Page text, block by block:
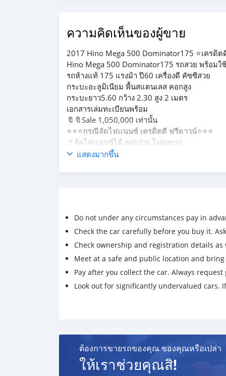
ความคิดเห็นของผู้ขาย
2017 Hino Mega 500 Dominator175 ⭐️เครดิต
Hino Mega 500 Dominator175 รถสวย พร้อมใช้
รถห้างแท้ 175 แรงม้า ปี60 เครื่องดี คัซซีสวย
กระบะอะลูมิเนียม พื้นสแตนเลส คอกสูง
กระบะยาว5.60 กว้าง 2.30 สูง 2 เมตร
เอกสารเล่มทะเบียนพร้อม
🔖🔖Sale 1,050,000 เท่านั้น
⭐⭐⭐️กรณีจัดไฟแนนซ์ เครดิตดี ฟรีดาวน์⭐️⭐⭐
🚩จัดไฟแนนซ์ได้ ออกง่าย ไม่ยุ่งยาก
🚩มีประกอบการป้ายเหลืองให้เข้าร่วม
📲0803562935คุณอ้น
❤️คลิ๊กลิ้งไลน์อัตโนมัติ👇
👉https://line.me/ti/p/hry5DJNkU9
#ชะออมชัยรถบรรทุกยิ่งเจริญ
#รถหกล้อมือสอง #รถ6ล้อมือ2
#รถบรรทุกมือสอง #รถบรรทุกมือ2
#รถบรรทุกแต่งสวย
แสดงมากขึ้น
Do not under any circumstances pay in
Check the car carefully before you buy it.
Check ownership and registration details as
Meet at a safe and public location and
Pay after you collect the car. Always
Look out for significantly undervalued cars.
ต้องการขายรถของคุณ ของคุณหรือเปล่า
ให้เราช่วยคุณสิ!